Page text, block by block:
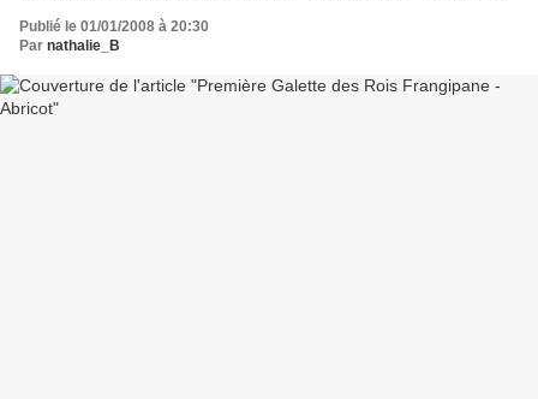
Publié le 01/01/2008 à 20:30
Par nathalie_B